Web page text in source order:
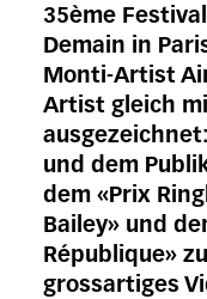
35ème
Demain in
Monti-Artist
Artist gleich
und dem
dem «Prix
Bailey» und
République»
grossartiges